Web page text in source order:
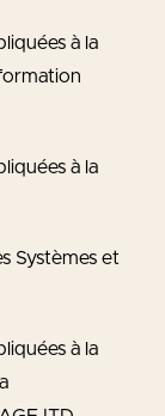
à la
à la
Systèmes et
à la